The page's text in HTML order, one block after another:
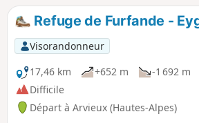
particulièrement éprouvant,
la Combe du Queyras. Le dénivelé
important, mais sans difficulté
vous permet d'avoir une splendide vue
Font-Sancte.
Refuge de Furfande -
Visorandonneur
17,46 km
+652 m -1 692 m
Difficile
Départ à Arvieux (Hautes-Alpes)